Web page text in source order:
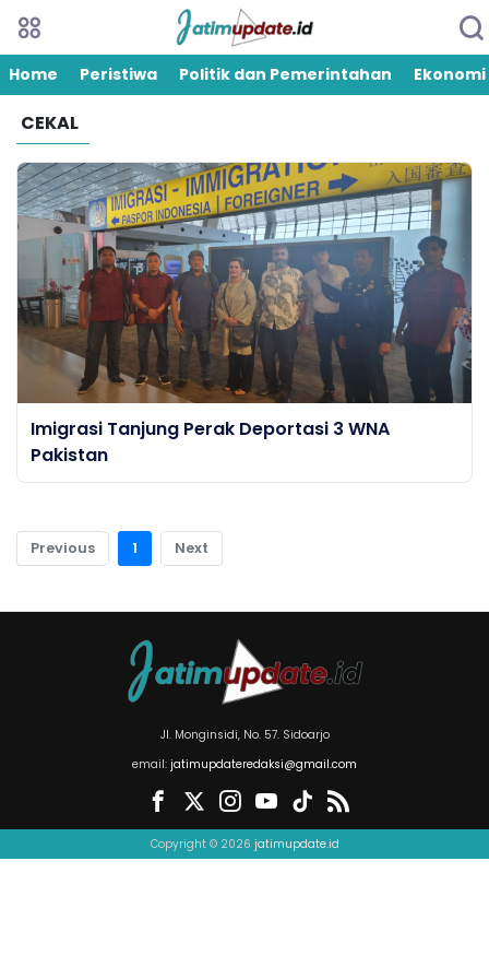
Home Peristiwa Politik dan Pemerintahan Ekonomi
CEKAL
Imigrasi Tanjung Perak Deportasi 3 WNA
Pakistan
Previous 1 Next
Jl. Monginsidi, No. 57. Sidoarjo
email: jatimupdateredaksi@gmail.com
Copyright © 2026 jatimupdate.id